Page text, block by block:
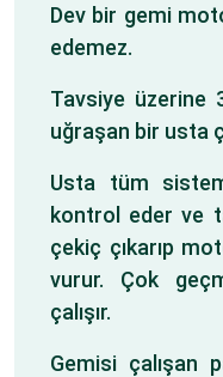
Ağu
Dev bir gemi
edemez.
Tavsiye üzerine
uğraşan bir usta
Usta tüm
kontrol eder ve
çekiç çıkarıp
vurur. Çok
çalışır.
Gemisi çalışan